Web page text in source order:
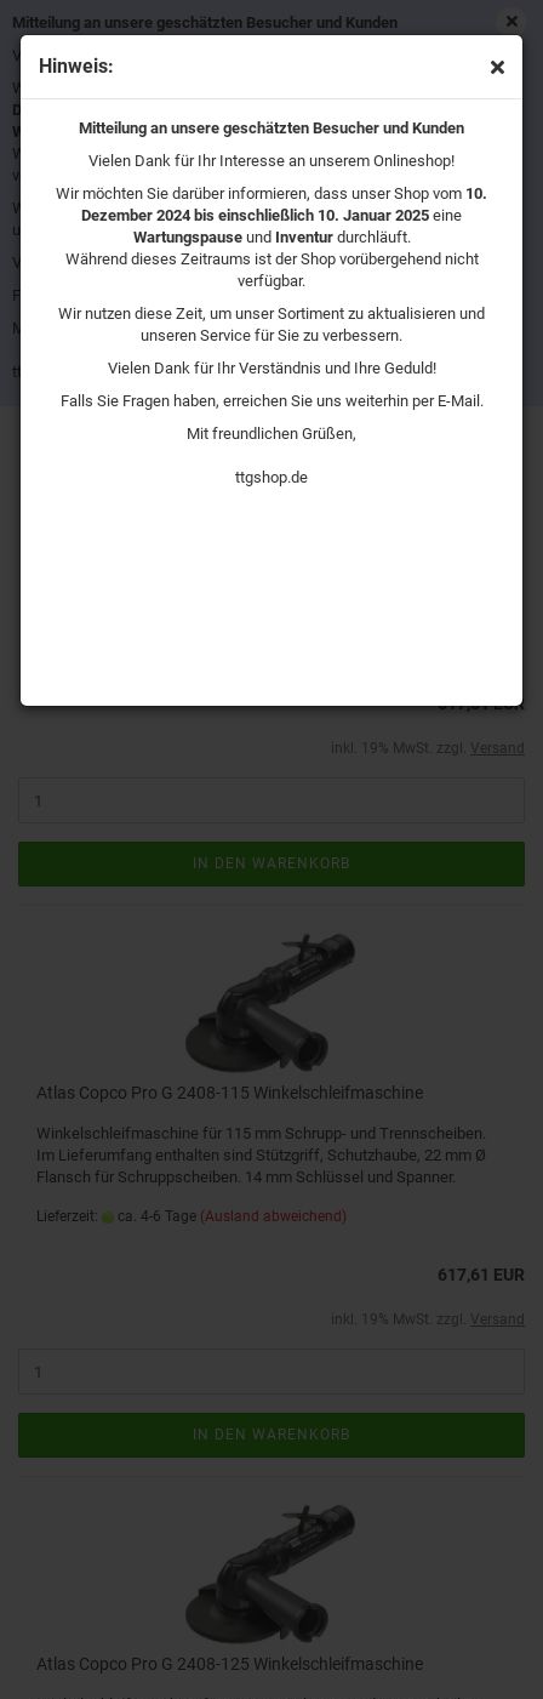
Hinweis:
Mitteilung an unsere geschätzten Besucher und Kunden
Vielen Dank für Ihr Interesse an unserem Onlineshop!
Wir möchten Sie darüber informieren, dass unser Shop vom 10.
Dezember 2024 bis einschließlich 10. Januar 2025 eine
Wartungspauseund Inventurdurchläuft.
Während dieses Zeitraums ist der Shop vorübergehend nicht
verfügbar.
Wir nutzen diese Zeit, um unser Sortiment zu aktualisieren und
unseren Service für Sie zu verbessern.
Vielen Dank für Ihr Verständnis und Ihre Geduld!
Falls Sie Fragen haben, erreichen Sie uns weiterhin per E-Mail.
Mit freundlichen Grüßen,
ttgshop.de
Mitteilung an unsere geschätzten Besucher und Kunden
Vielen Dank für Ihr Interesse an unserem Onlineshop!
Wir möchten Sie darüber informieren, dass unser Shop vom
Dezember 2024 bis einschließlich 10. Januar 2025
WartungspauseundInventurdurchläuft.
Während dieses Zeitraums ist der Shop vorübergehend nicht
verfügbar.
Wir nutzen diese Zeit, um unser Sortiment zu aktualisieren und
unseren Service für Sie zu verbessern.
Vielen Dank für Ihr Verständnis und Ihre Geduld!
Falls Sie Fragen haben, erreichen Sie uns weiterhin per E-Mail.
Mit freundlichen Grüßen,
ttgshop.de
Winkelschleifmaschine
Sortieren nach Alle Hersteller
16 pro Seite
617,61 EUR
inkl. 19% MwSt. zzgl. Versand
IN DEN WARENKORB
Atlas Copco Pro G 2408-115 Winkelschleifmaschine
Winkelschleifmaschine für 115 mm Schrupp- und Trennscheiben.
Im Lieferumfang enthalten sind Stützgriff, Schutzhaube, 22 mm Ø
Flansch für Schruppscheiben. 14 mm Schlüssel und Spanner.
Lieferzeit: ca. 4-6 Tage (Ausland abweichend)
617,61 EUR
inkl. 19% MwSt. zzgl. Versand
IN DEN WARENKORB
Atlas Copco Pro G 2408-125 Winkelschleifmaschine